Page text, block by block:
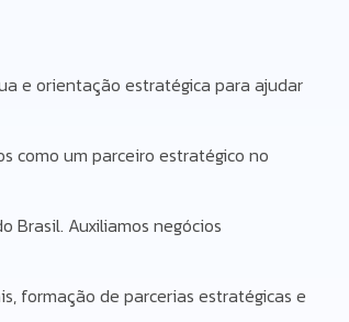
e orientação estratégica para ajudar
como um parceiro estratégico no
Brasil. Auxiliamos negócios
formação de parcerias estratégicas e